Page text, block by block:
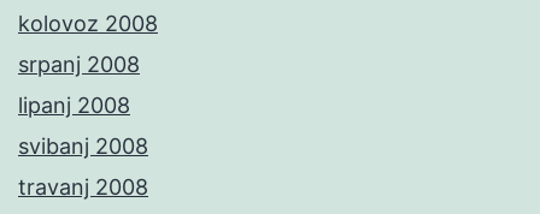
kolovoz 2008
srpanj 2008
lipanj 2008
svibanj 2008
travanj 2008